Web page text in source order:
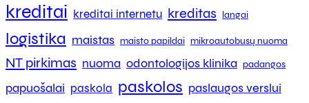
kreditai kreditai internetu kreditas langai
logistika maistas maisto papildai mikroautobusų nuoma
NT pirkimas nuoma odontologijos klinika padangos
papuošalai paskola paskolos paslaugos verslui